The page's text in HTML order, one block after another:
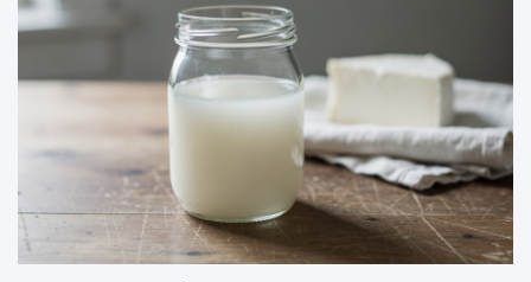
c
z
e
t
b
e
z